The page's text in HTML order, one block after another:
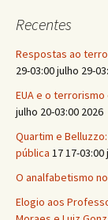
Recentes
Respostas ao
29-03:00 julho 29-
EUA e o
julho 20-03:00 2026
Quartim e
pública 17 17-03:00
O analfabetismo
Elogio aos